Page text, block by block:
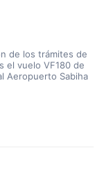
de los trámites de
el vuelo VF180 de
Aeropuerto Sabiha